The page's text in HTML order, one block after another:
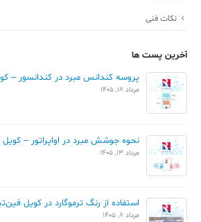
نکات فنی
آخرین پست ها
پروسه کندانس مبرد در کندانسور –
مرداد 18, 1405
نحوه جوشش مبرد در اواپراتور –
مرداد 13, 1405
استفاده از رنگ ترموگارد در کویل
مرداد 8, 1405